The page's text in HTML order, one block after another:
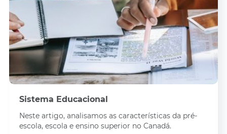
Sistema Educacional
Neste artigo, analisamos as características da pré-
escola, escola e ensino superior no Canadá.